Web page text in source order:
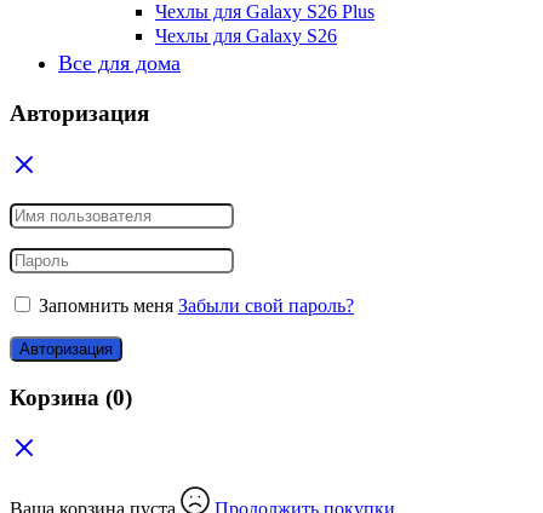
Чехлы для Galaxy S26 Plus
Чехлы для Galaxy S26
Все для дома
Авторизация
Запомнить меня Забыли свой пароль?
Авторизация
Корзина (0)